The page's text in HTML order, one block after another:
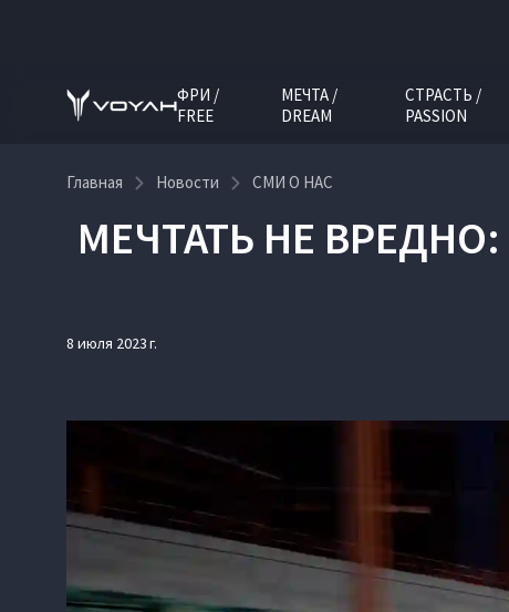
ФРИ /
FREE
МЕЧТА /
DREAM
СТРАСТЬ /
PASSION
Главная Новости СМИ О НАС
МЕЧТАТЬ НЕ
8 июля 2023 г.